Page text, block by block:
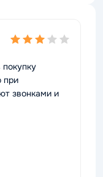
при
звонками и